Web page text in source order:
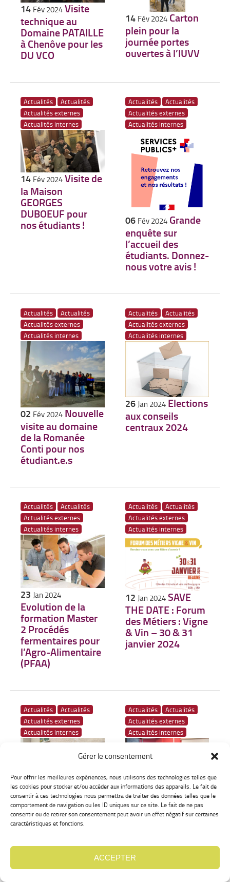
Gérer le consentement
Pour offrir les meilleures expériences, nous utilisons des technologies telles que
les cookies pour stocker et/ou accéder aux informations des appareils. Le fait de
consentir à ces technologies nous permettra de traiter des données telles que le
comportement de navigation ou les ID uniques sur ce site. Le fait de ne pas
consentir ou de retirer son consentement peut avoir un effet négatif sur certaines
caractéristiques et fonctions.
ACCEPTER
14 Fév 2024Visite
technique au
Domaine PATAILLE
à Chenôve pour les
DU VCO
14 Fév 2024 Carton
plein pour la
journée portes
ouvertes à l’IUVV
Actualités
Actualités
Actualités externes
Actualités internes
14 Fév 2024Visite de
la Maison
GEORGES
DUBOEUF pour
nos étudiants !
Actualités
Actualités
Actualités externes
Actualités internes
06 Fév 2024 Grande
enquête sur
l’accueil des
étudiants. Donnez-
nous votre avis !
Actualités
Actualités
Actualités externes
Actualités internes
02 Fév 2024 Nouvelle
visite au domaine
de la Romanée
Conti pour nos
étudiant.e.s
Actualités
Actualités
Actualités externes
Actualités internes
26 Jan 2024 Elections
aux conseils
centraux 2024
Actualités
Actualités
Actualités externes
Actualités internes
23 Jan 2024
Evolution de la
formation Master
2 Procédés
fermentaires pour
l’Agro-Alimentaire
(PFAA)
Actualités
Actualités
Actualités externes
Actualités internes
12 Jan 2024 SAVE
THE DATE : Forum
des Métiers : Vigne
& Vin – 30 & 31
janvier 2024
Actualités
Actualités
Actualités externes
Actualités internes
19Déc 2023Visite du
« Domaine Guillot
– Vignes du
Maynes » à
PFAA
Actualités
Actualités
Actualités externes
Actualités internes
12Déc 2023 Visite de
l’IUVV pour des